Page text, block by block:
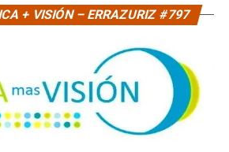
+ VISIÓN – ERRAZURIZ #797